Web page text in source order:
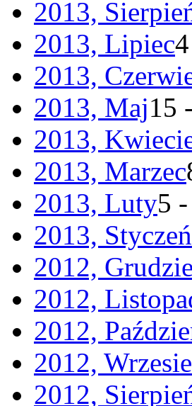
2013,
2013, Lipiec
2013,
2013, Maj15
2013,
2013, Marzec
2013, Luty5
2013, Styczeń
2012,
2012,
2012,
2012,
2012,